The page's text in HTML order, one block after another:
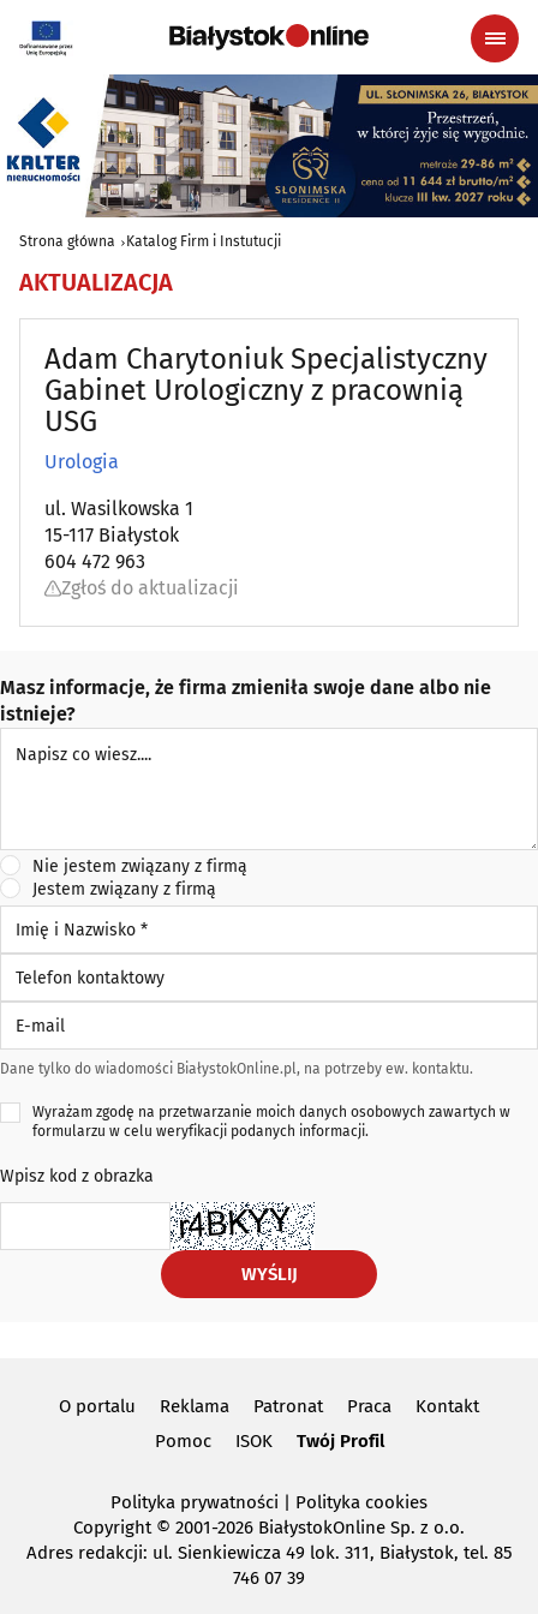
Strona główna Katalog Firm i Instutucji
AKTUALIZACJA
Adam Charytoniuk Specjalistyczny
Gabinet Urologiczny z pracownią
USG
Urologia
ul. Wasilkowska 1
15-117 Białystok
604 472 963
Zgłoś do aktualizacji
Masz informacje, że firma zmieniła swoje dane albo nie
istnieje?
Nie jestem związany z firmą
Jestem związany z firmą
Imię i Nazwisko *
Telefon kontaktowy
Dane tylko do wiadomości BiałystokOnline.pl, na potrzeby ew. kontaktu.
Wyrażam zgodę na przetwarzanie moich danych osobowych zawartych w
formularzu w celu weryfikacji podanych informacji.
Wpisz kod z obrazka
WYŚLIJ
O portalu Reklama Patronat Praca
Kontakt
Pomoc
ISOK Twój Profil
Polityka prywatności
Polityka cookies
Copyright© 2001-2026 BiałystokOnline Sp. z o.o.
Adres redakcji: ul. Sienkiewicza 49 lok. 311, Białystok, tel. 85
746 07 39